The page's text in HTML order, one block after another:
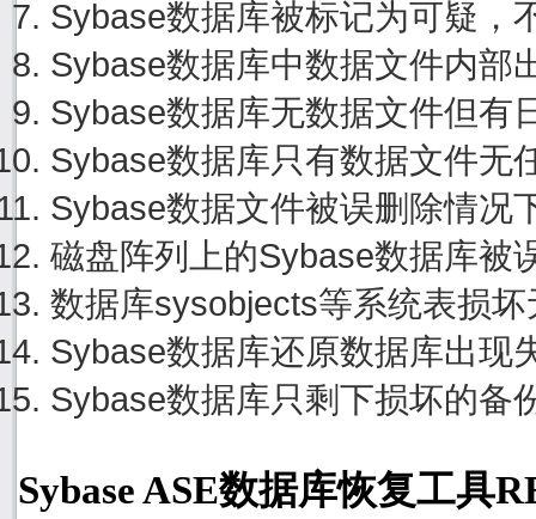
Sybase数据库被标记为可疑，
Sybase数据库中数据文件内部
Sybase数据库无数据文件但有
Sybase数据库只有数据文件无
Sybase数据文件被误删除情况
磁盘阵列上的Sybase数据库被
数据库sysobjects等系统表损
Sybase数据库还原数据库出现
Sybase数据库只剩下损坏的备
Sybase ASE数据库恢复工具